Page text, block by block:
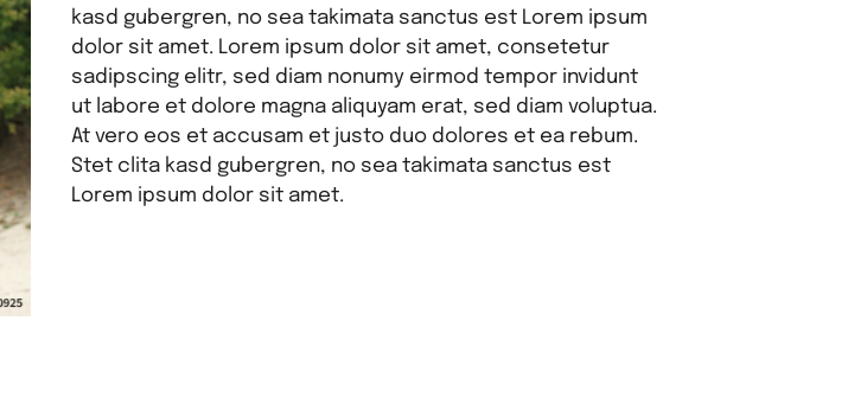
kasd gubergren, no sea takimata sanctus est Lorem ipsum
dolor sit amet. Lorem ipsum dolor sit amet, consetetur
sadipscing elitr, sed diam nonumy eirmod tempor invidunt
ut labore et dolore magna aliquyam erat, sed diam voluptua.
At vero eos et accusam et justo duo dolores et ea rebum.
Stet clita kasd gubergren, no sea takimata sanctus est
Lorem ipsum dolor sit amet.